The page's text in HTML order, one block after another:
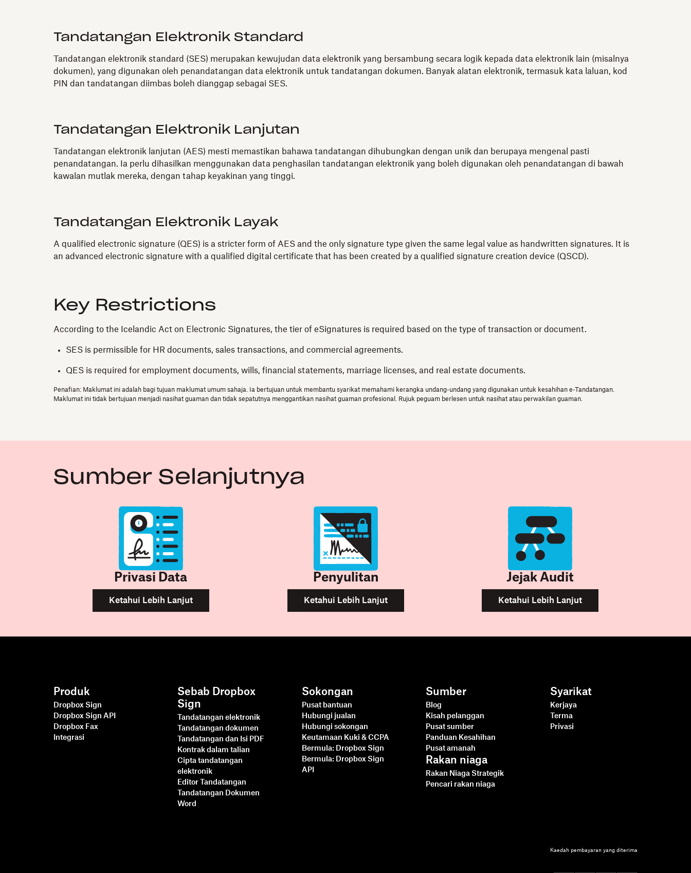
Tandatangan Elektronik Standard
Tandatangan elektronik standard (SES) merupakan kewujudan data elektronik yang bersambung secara logik kepada data elektronik lain (misalnya
dokumen), yang digunakan oleh penandatangan data elektronik untuk tandatangan dokumen. Banyak alatan elektronik, termasuk kata laluan, kod
PIN dan tandatangan diimbas boleh dianggap sebagai SES.
Tandatangan Elektronik Lanjutan
Tandatangan elektronik lanjutan (AES) mesti memastikan bahawa tandatangan dihubungkan dengan unik dan berupaya mengenal pasti
penandatangan. Ia perlu dihasilkan menggunakan data penghasilan tandatangan elektronik yang boleh digunakan oleh penandatangan di bawah
kawalan mutlak mereka, dengan tahap keyakinan yang tinggi.
Tandatangan Elektronik Layak
A qualified electronic signature (QES) is a stricter form of AES and the only signature type given the same legal value as handwritten signatures. It is
an advanced electronic signature with a qualified digital certificate that has been created by a qualified signature creation device (QSCD).
Key Restrictions
According to the Icelandic Act on Electronic Signatures, the tier of eSignatures is required based on the type of transaction or document.
SES is permissible for HR documents, sales transactions, and commercial agreements.
QES is required for employment documents, wills, financial statements, marriage licenses, and real estate documents.
Penafian: Maklumat ini adalah bagi tujuan maklumat umum sahaja. Ia bertujuan untuk membantu syarikat memahami kerangka undang-undang yang digunakan untuk kesahihan e-Tandatangan.
Maklumat ini tidak bertujuan menjadi nasihat guaman dan tidak sepatutnya menggantikan nasihat guaman profesional. Rujuk peguam berlesen untuk nasihat atau perwakilan guaman.
Sumber Selanjutnya
Privasi Data
Ketahui Lebih Lanjut
Penyulitan
Ketahui Lebih Lanjut
Jejak Audit
Ketahui Lebih Lanjut
Produk
Dropbox Sign
Dropbox Sign API
Dropbox Fax
Integrasi
Sebab Dropbox
Sign
Tandatangan elektronik
Tandatangan dokumen
Tandatangan dan Isi PDF
Kontrak dalam talian
Cipta tandatangan
elektronik
Editor Tandatangan
Tandatangan Dokumen
Word
Sokongan
Pusat bantuan
Hubungi jualan
Hubungi sokongan
Keutamaan Kuki & CCPA
Bermula: Dropbox Sign
Bermula: Dropbox Sign
API
Sumber
Blog
Kisah pelanggan
Pusat sumber
Panduan Kesahihan
Pusat amanah
Rakan niaga
Rakan Niaga Strategik
Pencari rakan niaga
Syarikat
Kerjaya
Terma
Privasi
Kaedah pembayaran yang diterima